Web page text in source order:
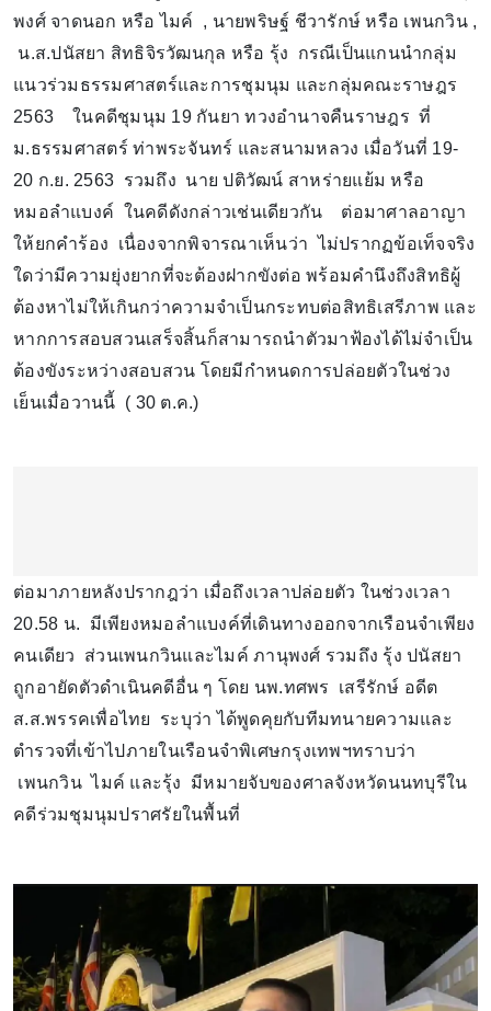
พงศ์ จาดนอก หรือ ไมค์ , นายพริษฐ์ ชีวารักษ์ หรือ เพนกวิน ,
น.ส.ปนัสยา สิทธิจิรวัฒนกุล หรือ รุ้ง กรณีเป็นแกนนำกลุ่ม
แนวร่วมธรรมศาสตร์และการชุมนุม และกลุ่มคณะราษฎร
2563 ในคดีชุมนุม 19 กันยา ทวงอำนาจคืนราษฎร ที่
ม.ธรรมศาสตร์ ท่าพระจันทร์ และสนามหลวง เมื่อวันที่ 19-
20 ก.ย. 2563 รวมถึง นาย ปติวัฒน์ สาหร่ายแย้ม หรือ
หมอลำแบงค์ ในคดีดังกล่าวเช่นเดียวกัน ต่อมาศาลอาญา
ให้ยกคำร้อง เนื่องจากพิจารณาเห็นว่า ไม่ปรากฏข้อเท็จจริง
ใดว่ามีความยุ่งยากที่จะต้องฝากขังต่อ พร้อมคำนึงถึงสิทธิผู้
ต้องหาไม่ให้เกินกว่าความจำเป็นกระทบต่อสิทธิเสรีภาพ และ
หากการสอบสวนเสร็จสิ้นก็สามารถนำตัวมาฟ้องได้ไม่จำเป็น
ต้องขังระหว่างสอบสวน โดยมีกำหนดการปล่อยตัวในช่วง
เย็นเมื่อวานนี้ ( 30 ต.ค.)
ต่อมาภายหลังปรากฎว่า เมื่อถึงเวลาปล่อยตัว ในช่วงเวลา
20.58 น. มีเพียงหมอลำแบงค์ที่เดินทางออกจากเรือนจำเพียง
คนเดียว ส่วนเพนกวินและไมค์ ภานุพงศ์ รวมถึง รุ้ง ปนัสยา
ถูกอายัดตัวดำเนินคดีอื่น ๆ โดย นพ.ทศพร เสรีรักษ์ อดีต
ส.ส.พรรคเพื่อไทย ระบุว่า ได้พูดคุยกับทีมทนายความและ
ตำรวจที่เข้าไปภายในเรือนจำพิเศษกรุงเทพฯทราบว่า
เพนกวิน ไมค์ และรุ้ง มีหมายจับของศาลจังหวัดนนทบุรีใน
คดีร่วมชุมนุมปราศรัยในพื้นที่